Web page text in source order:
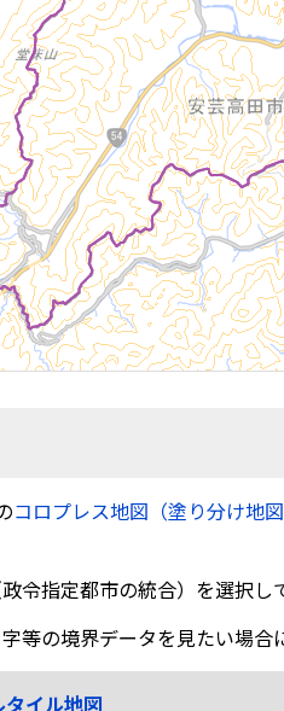
コロプレス地図（塗り分け地図
令指定都市の統合）を選択し
等の境界データを見たい場合
イル地図